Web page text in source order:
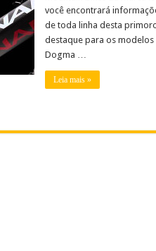
você encontrará
de toda linha desta
destaque para os modelos
Dogma …
Leia mais »